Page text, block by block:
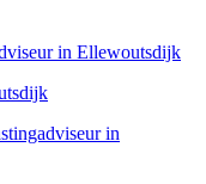
in Ellewoutsdijk
in